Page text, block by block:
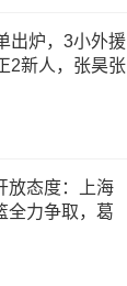
出炉，3小外援
2新人，张昊张
放态度：上海
全力争取，葛